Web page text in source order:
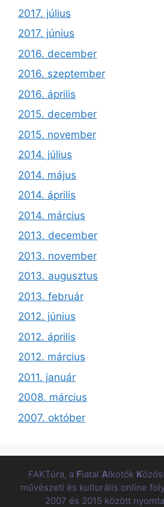
2017. július
2017. június
2016. december
2016. szeptember
2016. április
2015. december
2015. november
2014. július
2014. május
2014. április
2014. március
2013. december
2013. november
2013. augusztus
2013. február
2012. június
2012. április
2012. március
2011. január
2008. március
2007. október
FAKTúra, a Fiatal Alkotók K
művészeti és kulturális online
2007 és 2015 között